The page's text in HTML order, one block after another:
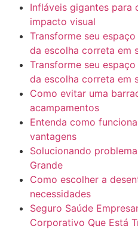
Infláveis gigantes para
impacto visual
Transforme seu
da escolha correta em
Transforme seu
da escolha correta em
Como evitar uma
acampamentos
Entenda como
vantagens
Solucionando
Grande
Como escolher a
necessidades
Seguro Saúde
Corporativo Que Está